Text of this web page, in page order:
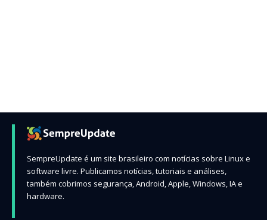
SempreUpdate é um site brasileiro com notícias sobre Linux e
software livre. Publicamos notícias, tutoriais e análises,
também cobrimos segurança, Android, Apple, Windows, IA e
hardware.